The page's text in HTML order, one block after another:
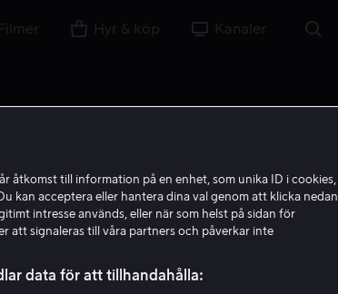
Filmer Hyr & köp Kanaler
åtkomst till information på en enhet, som unika ID i cookies,
kan acceptera eller hantera dina val genom att klicka nedan,
intresse används, eller när som helst på sidan för
att signaleras till våra partners och påverkar inte
data för att tillhandahålla: